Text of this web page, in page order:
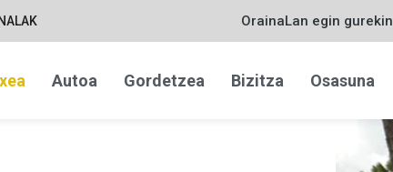
OrainaLan egin gurekin
Autoa Gordetzea Bizitza Osasuna